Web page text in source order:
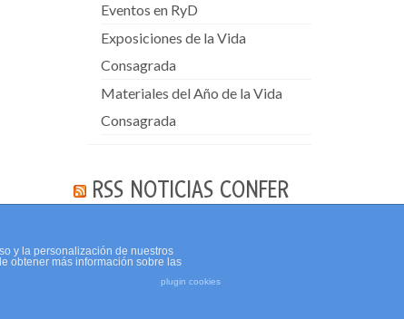
Eventos en RyD
Exposiciones de la Vida
Consagrada
Materiales del Año de la Vida
Consagrada
RSS NOTICIAS CONFER
y la personalización de nuestros
obtener más información sobre las
plugin cookies